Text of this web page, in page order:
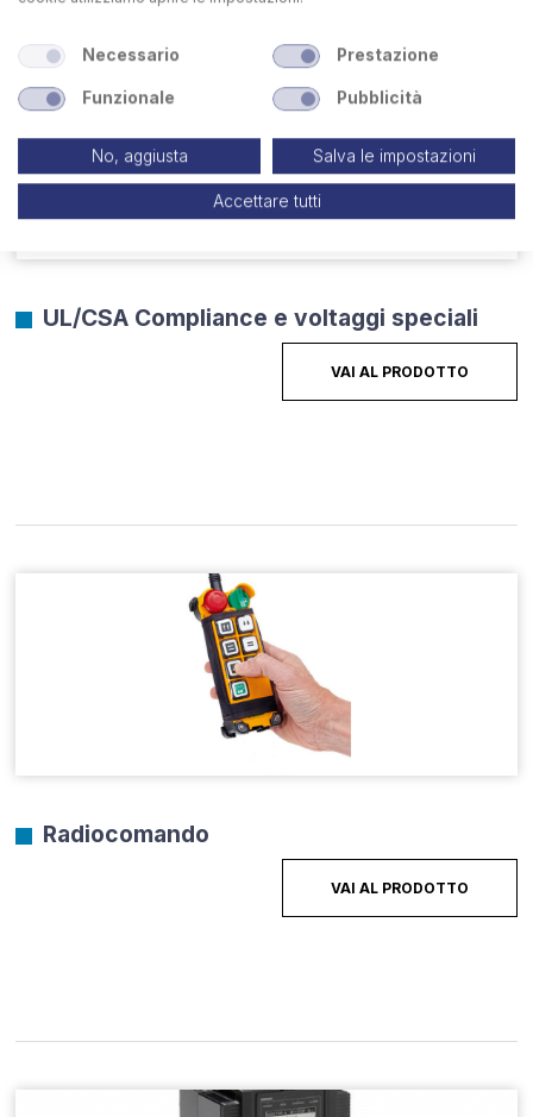
UL/CSA Compliance e voltaggi speciali
VAI AL PRODOTTO
Radiocomando
VAI AL PRODOTTO
Necessario Prestazione
Funzionale Pubblicità
No, aggiusta Salva le impostazioni
Accettare tutti